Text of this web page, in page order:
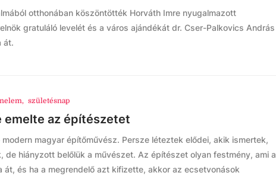
otthonában köszöntötték Horváth Imre nyugalmazott
gratuláló levelét és a város ajándékát dr. Cser-Palkovics András
át.
, születésnap
emelte az építészetet
magyar építőművész. Persze léteztek elődei, akik ismertek,
de hiányzott belőlük a művészet. Az építészet olyan festmény, ami a
át, és ha a megrendelő azt kifizette, akkor az ecsetvonások